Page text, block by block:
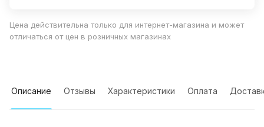
Цена действительна только для интернет-магазина и может
отличаться от цен в розничных магазинах
Описание Отзывы Характеристики Оплата